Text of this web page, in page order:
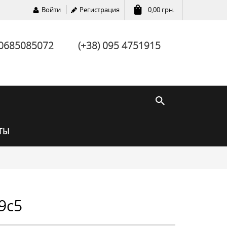
Войти Регистрация 0,00 грн.
(+38) 095 4751915